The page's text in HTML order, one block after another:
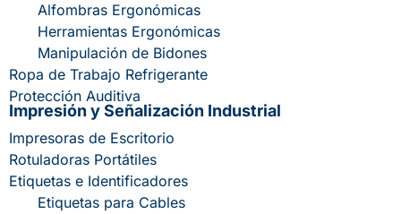
Alfombras Ergonómicas
Herramientas Ergonómicas
Manipulación de Bidones
Ropa de Trabajo Refrigerante
Protección Auditiva
Impresión y Señalización Industrial
Impresoras de Escritorio
Rotuladoras Portátiles
Etiquetas e Identificadores
Etiquetas para Cables